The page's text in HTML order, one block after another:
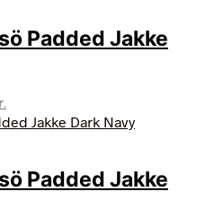
kr..
Padded Jakke
aktuelle
2.639,20 kr..
Padded Jakke